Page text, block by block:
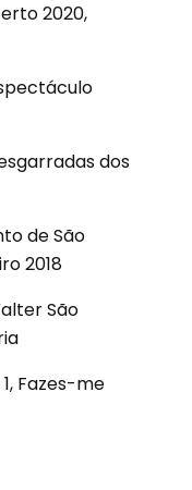
2020,
dos
de São
2018
São
Fazes-me